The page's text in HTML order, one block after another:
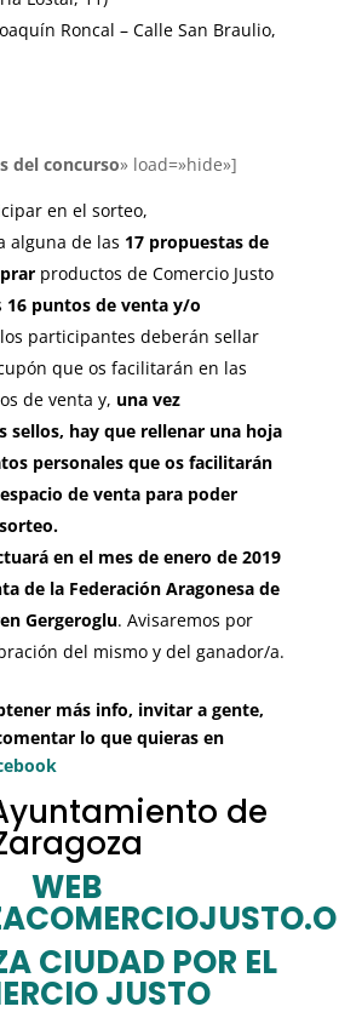
Roncal – Calle San Braulio,
del concurso» load=»hide»]
en el sorteo,
alguna de las 17 propuestas de
productos de Comercio Justo
16 puntos de venta y/o
los participantes deberán sellar
que os facilitarán en las
de venta y, una vez
sellos, hay que rellenar una hoja
personales que os facilitarán
de venta para poder
en el mes de enero de 2019
de la Federación Aragonesa de
Gergeroglu. Avisaremos por
del mismo y del ganador/a.
más info, invitar a gente,
lo que quieras en
de
WEB
CIUDAD POR EL
JUSTO